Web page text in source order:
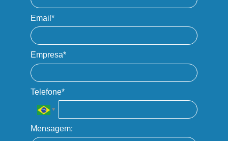
Email*
Empresa*
Telefone*
Mensagem: